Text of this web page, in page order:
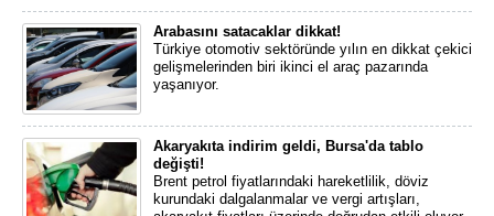
Arabasını satacaklar dikkat!
Türkiye otomotiv sektöründe yılın en dikkat çekici
gelişmelerinden biri ikinci el araç pazarında
yaşanıyor.
Akaryakıta indirim geldi, Bursa'da tablo
değişti!
Brent petrol fiyatlarındaki hareketlilik, döviz
kurundaki dalgalanmalar ve vergi artışları,